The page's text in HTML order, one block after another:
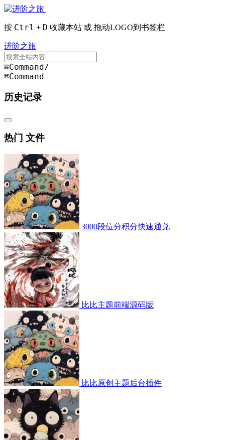
按 Ctrl + D 收藏本站 或 拖动LOGO到书签栏
进阶之旅
⌘Command/
⌘Command-
历史记录
热门 文件
3000段位分积分快速通兑
比比主题前端源码版
比比原创主题后台插件